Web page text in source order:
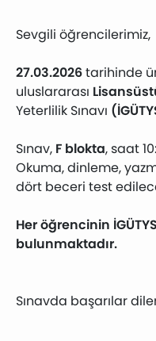
Sevgili öğrencilerimiz,
27.03.2026tarihinde
uluslararası
Yeterlilik Sınavı
Sınav, F blokta, saat
Okuma, dinleme,
dört beceri test
Her öğrencinin
bulunmaktadır.
Sınavda başarılar